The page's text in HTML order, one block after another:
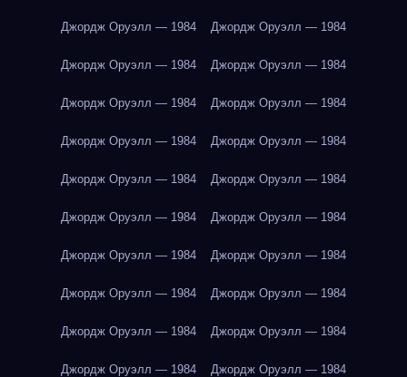
Джордж Оруэлл — 1984 Джордж Оруэлл — 1984
Джордж Оруэлл — 1984 Джордж Оруэлл — 1984
Джордж Оруэлл — 1984 Джордж Оруэлл — 1984
Джордж Оруэлл — 1984 Джордж Оруэлл — 1984
Джордж Оруэлл — 1984 Джордж Оруэлл — 1984
Джордж Оруэлл — 1984 Джордж Оруэлл — 1984
Джордж Оруэлл — 1984 Джордж Оруэлл — 1984
Джордж Оруэлл — 1984 Джордж Оруэлл — 1984
Джордж Оруэлл — 1984 Джордж Оруэлл — 1984
Джордж Оруэлл — 1984 Джордж Оруэлл — 1984